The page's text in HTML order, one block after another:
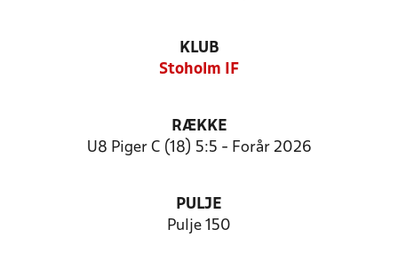
KLUB
Stoholm IF
RÆKKE
U8 Piger C (18) 5:5 - Forår 2026
PULJE
Pulje 150